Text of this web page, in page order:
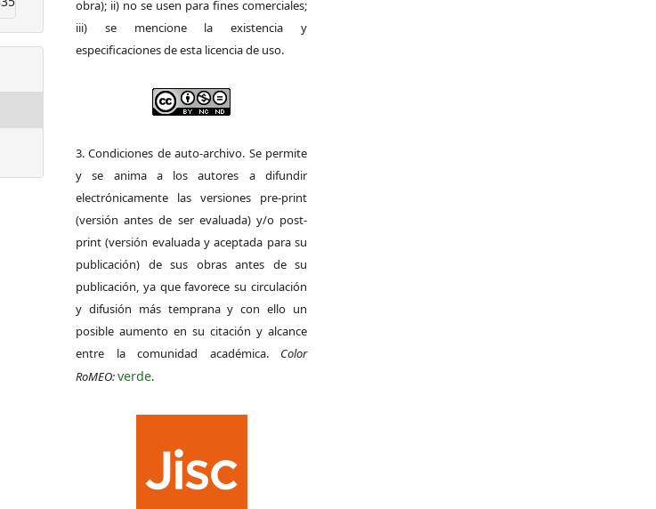
obra); ii) no se usen para fines comerciales;
iii) se mencione la existencia y
especificaciones de esta licencia de uso.
3. Condiciones de auto-archivo. Se permite
y se anima a los autores a difundir
electrónicamente las versiones pre-print
(versión antes de ser evaluada) y/o post-
print (versión evaluada y aceptada para su
publicación) de sus obras antes de su
publicación, ya que favorece su circulación
y difusión más temprana y con ello un
posible aumento en su citación y alcance
entre la comunidad académica. Color
RoMEO:verde.